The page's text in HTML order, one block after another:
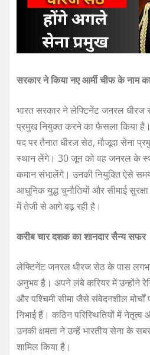
सरकार ने किया नए आर्मी चीफ के नाम
भारत सरकार ने लेफ्टिनेंट जनरल
प्रमुख नियुक्त करने का फैसला किया
पद पर तैनात धीरज सेठ, मौजूदा सेना
स्थान लेंगे। 30 जून को वह जनरल के
कमान संभालेंगे। उनकी नियुक्ति ऐसे
आधुनिक युद्ध चुनौतियों और सीमाई
में तेजी से आगे बढ़ रही है।
करीब चार दशक का शानदार सैन्य सफर
लेफ्टिनेंट जनरल धीरज सेठ के पास लगभग
अनुभव है। अपने लंबे करियर में उन्होंने
और पश्चिमी सीमा जैसे संवेदनशील मोर्चों
निभाई हैं। कठिन परिस्थितियों में
उनकी क्षमता ने उन्हें भारतीय सेना के
शामिल किया है।